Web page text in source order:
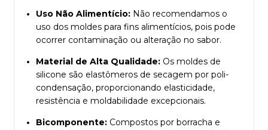
Uso Não Alimentício: Não recomendamos o
uso dos moldes para fins alimentícios, pois pode
ocorrer contaminação ou alteração no sabor.
Material de Alta Qualidade: Os moldes de
silicone são elastômeros de secagem por poli-
condensação, proporcionando elasticidade,
resistência e moldabilidade excepcionais.
Bicomponente: Compostos por borracha e